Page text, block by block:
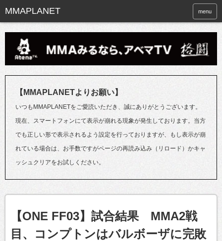
menu
【MMAPLANETよりお願い】
いつもMMAPLANETをご愛読いただき、誠にありがとうございます。
現在、スマートフォンにて表示が崩れる現象が発生しております。当方
でも正しい形で表示されるよう設定を行っておりますが、もし表示が崩
れている場合は、お手数ですがページの再読み込み（リロード）かキャ
ッシュクリアをお試しください。
【ONE FF03】試合結果 MMA2戦
目、コンプトンはバルボーザに完敗